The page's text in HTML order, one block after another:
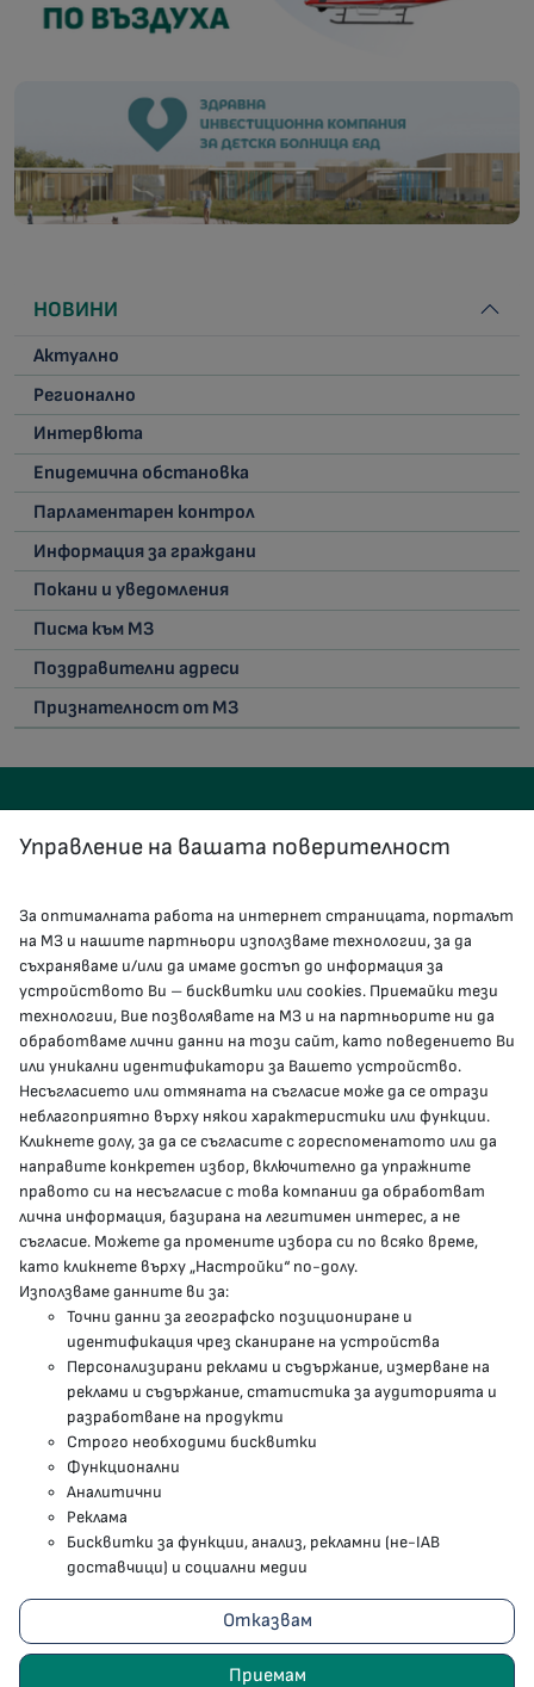
НОВИНИ
Актуално
Регионално
Интервюта
Епидемична обстановка
Парламентарен контрол
Информация за граждани
Покани и уведомления
Писма към МЗ
Поздравителни адреси
Признателност от МЗ
КОНТАКТИ
гр.София, 1000, пл. „Света Неделя“ №5
delovodstvo@mh.government.bg
presscenter@mh.government.bg
МЗ В СОЦИАЛНИТЕ МРЕЖИ
Facebook страница
Instragram профил
YouTube канал
Threads профил
Карта на сайта
Бисквитки
Условия за използване
Поверителност
2023 - 2026 © Министерство на здравеопазването
Управление на вашата поверителност
За оптималната работа на интернет страницата, порталът
на МЗ и нашите партньори използваме технологии, за да
съхраняваме и/или да имаме достъп до информация за
устройството Ви – бисквитки или cookies. Приемайки тези
технологии, Вие позволявате на МЗ и на партньорите ни да
обработваме лични данни на този сайт, като поведението Ви
или уникални идентификатори за Вашето устройство.
Несъгласието или отмяната на съгласие може да се отрази
неблагоприятно върху някои характеристики или функции.
Кликнете долу, за да се съгласите с гореспоменатото или да
направите конкретен избор, включително да упражните
правото си на несъгласие с това компании да обработват
лична информация, базирана на легитимен интерес, а не
съгласие. Можете да промените избора си по всяко време,
като кликнете върху „Настройки“ по-долу.
Използваме данните ви за:
Точни данни за географско позициониране и
идентификация чрез сканиране на устройства
Персонализирани реклами и съдържание, измерване на
реклами и съдържание, статистика за аудиторията и
разработване на продукти
Строго необходими бисквитки
Функционални
Аналитични
Реклама
Бисквитки за функции, анализ, рекламни (не-IAB
доставчици) и социални медии
Отказвам
Приемам